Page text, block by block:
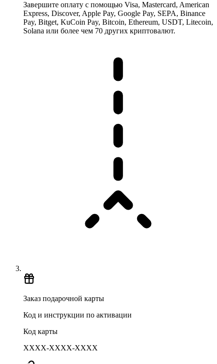
Завершите оплату с помощью Visa, Mastercard, American
Express, Discover, Apple Pay, Google Pay, SEPA, Binance
Pay, Bitget, KuCoin Pay, Bitcoin, Ethereum, USDT, Litecoin,
Solana или более чем 70 других криптовалют.
Заказ подарочной карты
Код и инструкции по активации
Код карты
XXXX-XXXX-XXXX